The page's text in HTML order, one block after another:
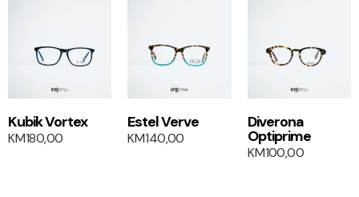
1+1
Kubik Vortex
KM180,00
Estel Verve
KM140,00
1+1
Diverona
Optiprime
KM100,00